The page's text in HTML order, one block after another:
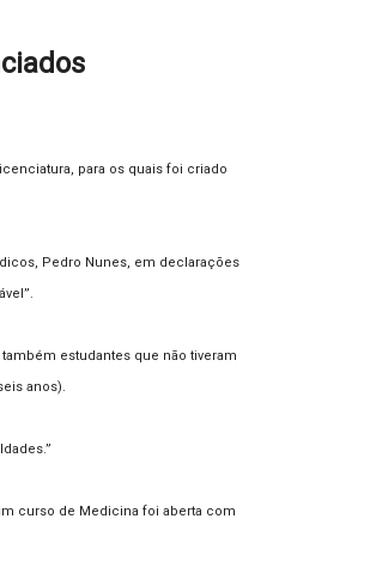
para os quais foi criado
Pedro Nunes, em declarações
estudantes que não tiveram
anos).
curso de Medicina foi aberta com